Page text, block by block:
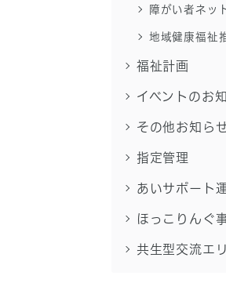
障がい者ネッ
地域健康福祉
福祉計画
イベントのお
その他お知ら
指定管理
あいサポート
ほっこりんぐ
共生型交流エ